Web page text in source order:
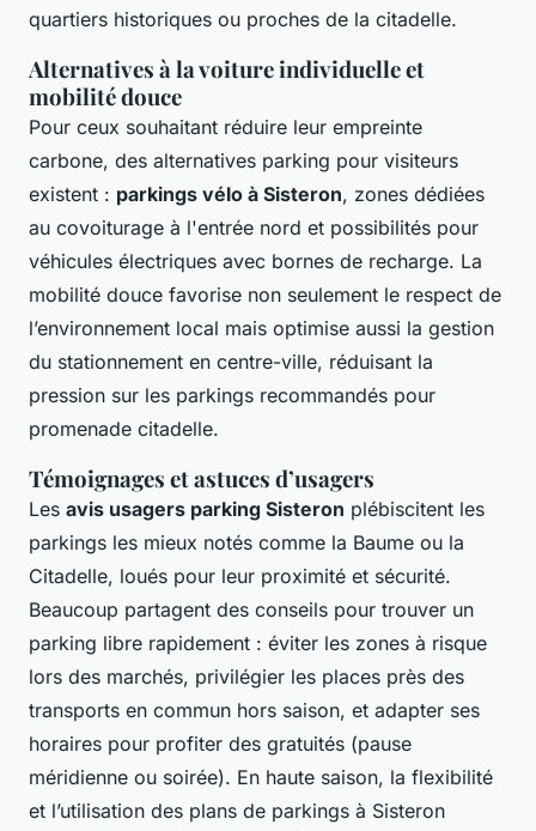
quartiers historiques ou proches de la citadelle.
Alternatives à la voiture individuelle et
mobilité douce
Pour ceux souhaitant réduire leur empreinte
carbone, des alternatives parking pour visiteurs
existent : parkings vélo à Sisteron, zones dédiées
au covoiturage à l'entrée nord et possibilités pour
véhicules électriques avec bornes de recharge. La
mobilité douce favorise non seulement le respect de
l’environnement local mais optimise aussi la gestion
du stationnement en centre-ville, réduisant la
pression sur les parkings recommandés pour
promenade citadelle.
Témoignages et astuces d’usagers
Les avis usagers parking Sisteron plébiscitent les
parkings les mieux notés comme la Baume ou la
Citadelle, loués pour leur proximité et sécurité.
Beaucoup partagent des conseils pour trouver un
parking libre rapidement : éviter les zones à risque
lors des marchés, privilégier les places près des
transports en commun hors saison, et adapter ses
horaires pour profiter des gratuités (pause
méridienne ou soirée). En haute saison, la flexibilité
et l’utilisation des plans de parkings à Sisteron